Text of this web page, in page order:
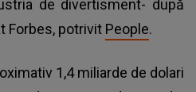
de divertisment- după
Forbes, potrivit People.
1,4 miliarde de dolari